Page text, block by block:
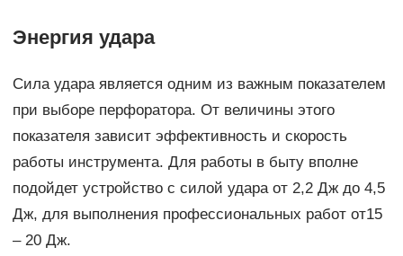
Энергия удара
Сила удара является одним из важным показателем
при выборе перфоратора. От величины этого
показателя зависит эффективность и скорость
работы инструмента. Для работы в быту вполне
подойдет устройство с силой удара от 2,2 Дж до 4,5
Дж, для выполнения профессиональных работ от15
– 20 Дж.